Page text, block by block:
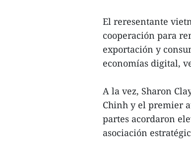
El reresentante
cooperación para
exportación y
economías digital,
A la vez, Sharon
Chinh y el premier
partes acordaron
asociación